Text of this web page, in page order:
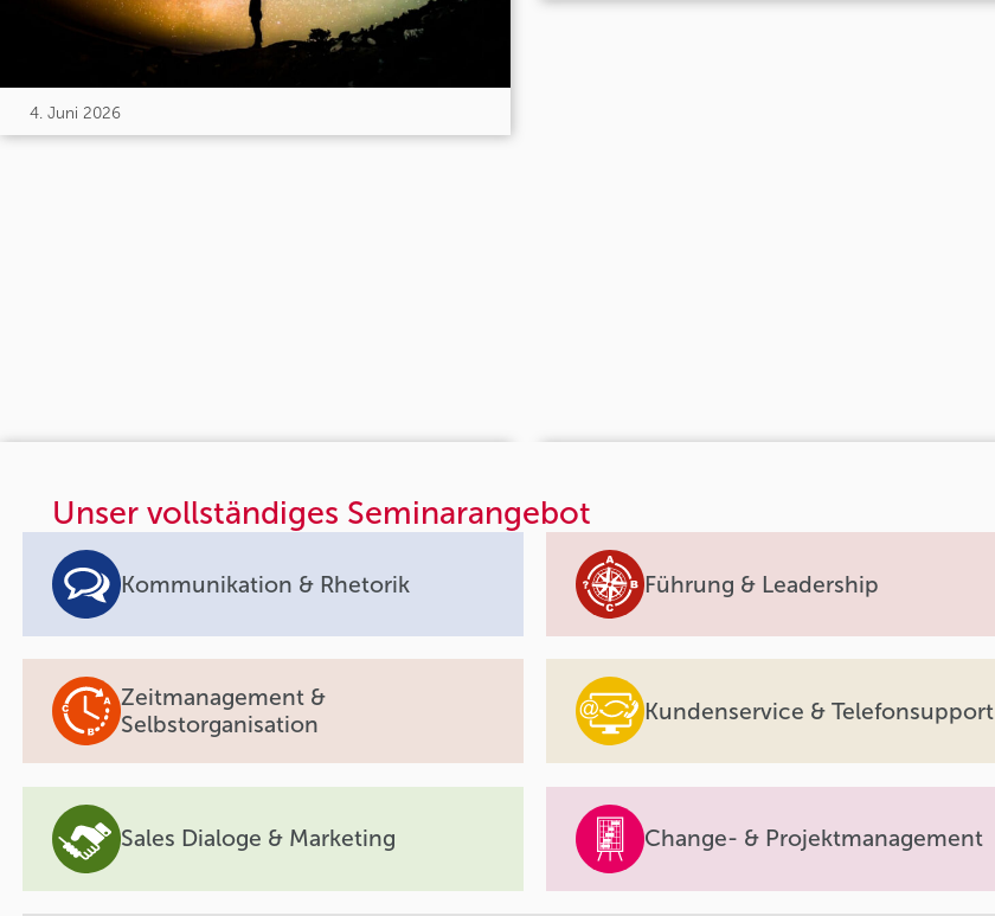
4. Juni 2026
Unser vollständiges Seminarangebot
Kommunikation & Rhetorik Führung & Leadership
Zeitmanagement &
Selbstorganisation
Kundenservice & Telefonsupport
Sales Dialoge & Marketing Change- & Projektmanagement